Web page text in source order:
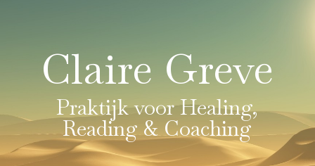
Claire Greve
Praktijk voor Healing,
Reading & Coaching